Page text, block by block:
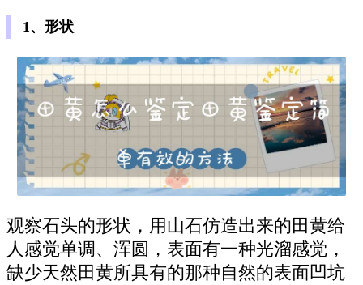
1、形状
观察石头的形状，用山石仿造出来的田黄给
人感觉单调、浑圆，表面有一种光溜感觉，
缺少天然田黄所具有的那种自然的表面凹坑